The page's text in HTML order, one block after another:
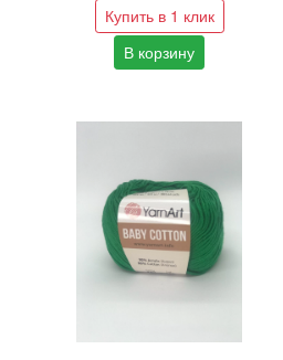
Купить в 1 клик
В корзину